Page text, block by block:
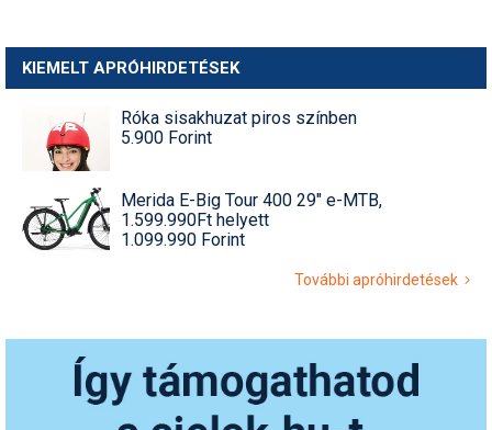
KIEMELT APRÓHIRDETÉSEK
Róka sisakhuzat piros színben
5.900 Forint
Merida E-Big Tour 400 29" e-MTB,
1.599.990Ft helyett
1.099.990 Forint
További apróhirdetések